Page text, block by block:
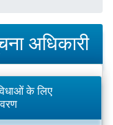
अधिकारी
के लिए